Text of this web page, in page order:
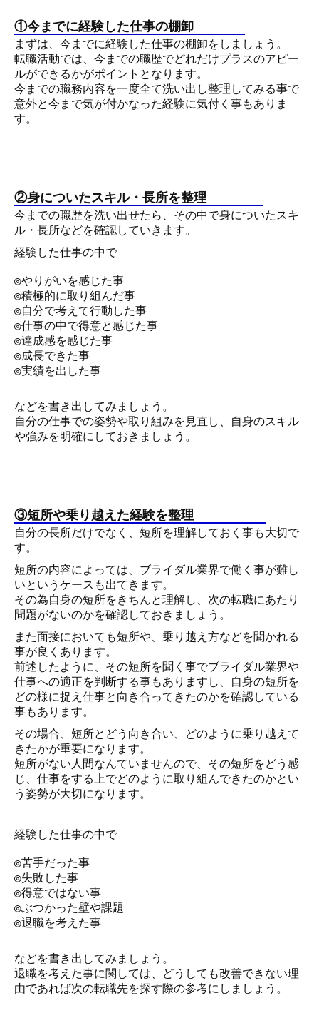
①今までに経験した仕事の棚卸
まずは、今までに経験した仕事の棚卸をしましょう。
転職活動では、今までの職歴でどれだけプラスのアピー
ルができるかがポイントとなります。
今までの職務内容を一度全て洗い出し整理してみる事で
意外と今まで気が付かなった経験に気付く事もありま
す。
②身についたスキル・長所を整理
今までの職歴を洗い出せたら、その中で身についたスキ
ル・長所などを確認していきます。
経験した仕事の中で
◎やりがいを感じた事
◎積極的に取り組んだ事
◎自分で考えて行動した事
◎仕事の中で得意と感じた事
◎達成感を感じた事
◎成長できた事
◎実績を出した事
などを書き出してみましょう。
自分の仕事での姿勢や取り組みを見直し、自身のスキル
や強みを明確にしておきましょう。
③短所や乗り越えた経験を整理
自分の長所だけでなく、短所を理解しておく事も大切で
す。
短所の内容によっては、ブライダル業界で働く事が難し
いというケースも出てきます。
その為自身の短所をきちんと理解し、次の転職にあたり
問題がないのかを確認しておきましょう。
また面接においても短所や、乗り越え方などを聞かれる
事が良くあります。
前述したように、その短所を聞く事でブライダル業界や
仕事への適正を判断する事もありますし、自身の短所を
どの様に捉え仕事と向き合ってきたのかを確認している
事もあります。
その場合、短所とどう向き合い、どのように乗り越えて
きたかが重要になります。
短所がない人間なんていませんので、その短所をどう感
じ、仕事をする上でどのように取り組んできたのかとい
う姿勢が大切になります。
経験した仕事の中で
◎苦手だった事
◎失敗した事
◎得意ではない事
◎ぶつかった壁や課題
◎退職を考えた事
などを書き出してみましょう。
退職を考えた事に関しては、どうしても改善できない理
由であれば次の転職先を探す際の参考にしましょう。